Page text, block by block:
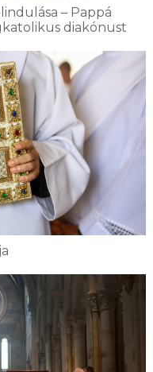
– Pappá
diakónust